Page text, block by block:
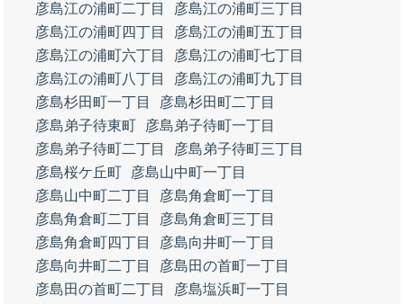
彦島江の浦町二丁目
彦島江の浦町三丁目
彦島江の浦町四丁目
彦島江の浦町五丁目
彦島江の浦町六丁目
彦島江の浦町七丁目
彦島江の浦町八丁目
彦島江の浦町九丁目
彦島杉田町一丁目
彦島杉田町二丁目
彦島弟子待東町
彦島弟子待町一丁目
彦島弟子待町二丁目
彦島弟子待町三丁目
彦島桜ケ丘町
彦島山中町一丁目
彦島山中町二丁目
彦島角倉町一丁目
彦島角倉町二丁目
彦島角倉町三丁目
彦島角倉町四丁目
彦島向井町一丁目
彦島向井町二丁目
彦島田の首町一丁目
彦島田の首町二丁目
彦島塩浜町一丁目